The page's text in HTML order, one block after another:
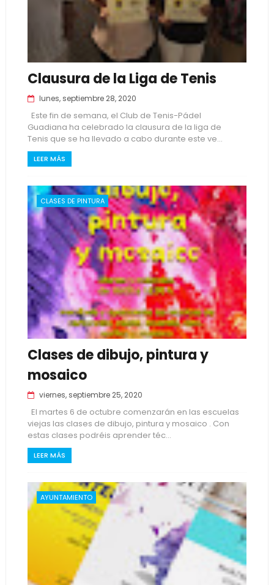
Clausura de la Liga de Tenis
lunes, septiembre 28, 2020
Este fin de semana, el Club de Tenis-Pádel
Guadiana ha celebrado la clausura de la liga de
Tenis que se ha llevado a cabo durante este ve...
LEER MÁS
CLASES DE PINTURA
Clases de dibujo, pintura y
mosaico
viernes, septiembre 25, 2020
El martes 6 de octubre comenzarán en las escuelas
viejas las clases de dibujo, pintura y mosaico . Con
estas clases podréis aprender téc...
LEER MÁS
AYUNTAMIENTO